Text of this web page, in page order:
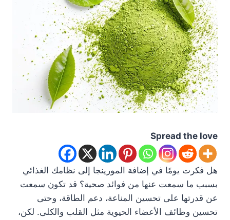
Spread the love
هل فكرت يومًا في إضافة المورينجا إلى نظامك الغذائي
بسبب ما سمعت عنها من فوائد صحية؟ قد تكون سمعت
عن قدرتها على تحسين المناعة، دعم الطاقة، وحتى
تحسين وظائف الأعضاء الحيوية مثل القلب والكلى. لكن،